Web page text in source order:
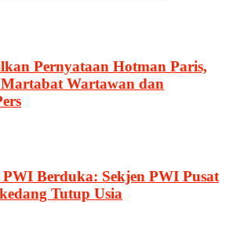
Pernyataan Hotman Paris,
Wartawan dan
Berduka: Sekjen PWI Pusat
Tutup Usia